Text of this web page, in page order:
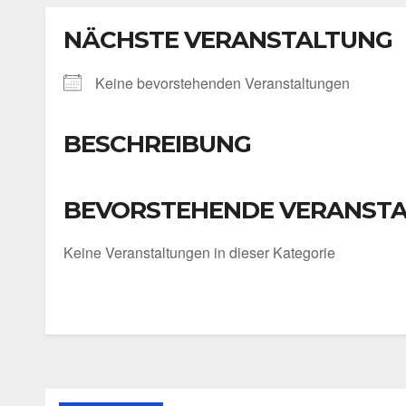
NÄCHSTE VERANSTALTUNG
Kei­ne bevor­ste­hen­den Ver­an­stal­tun­gen
BESCHREIBUNG
BEVORSTEHENDE
Kei­ne Ver­an­stal­tun­gen in die­ser Kate­go­rie